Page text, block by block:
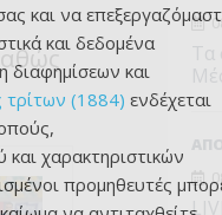
και να
και δεδομένα
διαφημίσεων και
τρίτων (1884) ενδέχεται
χαρακτηριστικών
προμηθευτές